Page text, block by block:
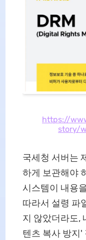
https://
story/
국세청 서버는
하게 보관해야
시스템이 내용
따라서 설령 파
지 않았더라도,
텐츠 복사 방지'